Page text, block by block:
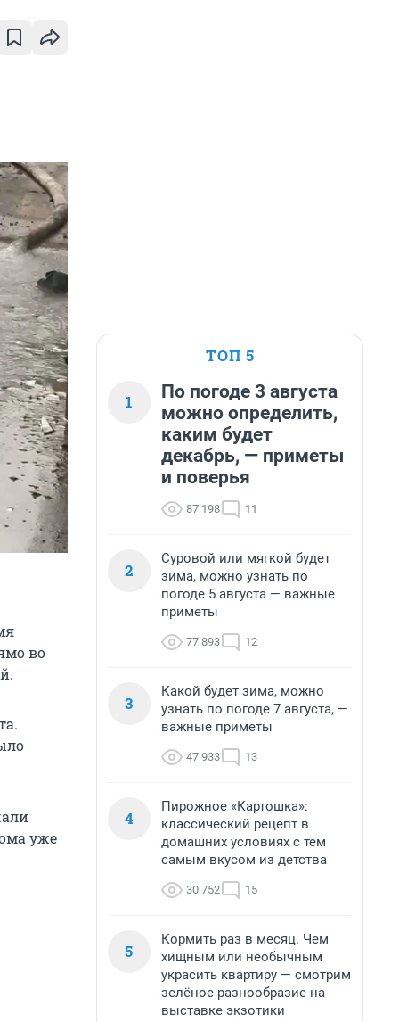
во
уже
ТОП 5
1
По погоде 3 августа
можно определить,
каким будет
декабрь, — приметы
и поверья
87 198 11
2
Суровой или мягкой будет
зима, можно узнать по
погоде 5 августа — важные
приметы
77 893 12
3
Какой будет зима, можно
узнать по погоде 7 августа, —
важные приметы
47 933 13
4
Пирожное «Картошка»:
классический рецепт в
домашних условиях с тем
самым вкусом из детства
30 752 15
5
Кормить раз в месяц. Чем
хищным или необычным
украсить квартиру — смотрим
зелёное разнообразие на
выставке экзотики